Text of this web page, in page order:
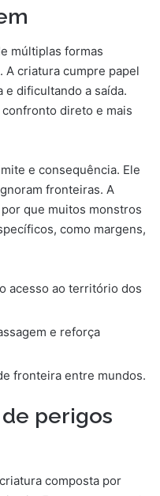
múltiplas formas
A criatura cumpre papel
e dificultando a saída.
direto e mais
e consequência. Ele
fronteiras. A
que muitos monstros
como margens,
acesso ao território dos
e reforça
fronteira entre mundos.
perigos
composta por